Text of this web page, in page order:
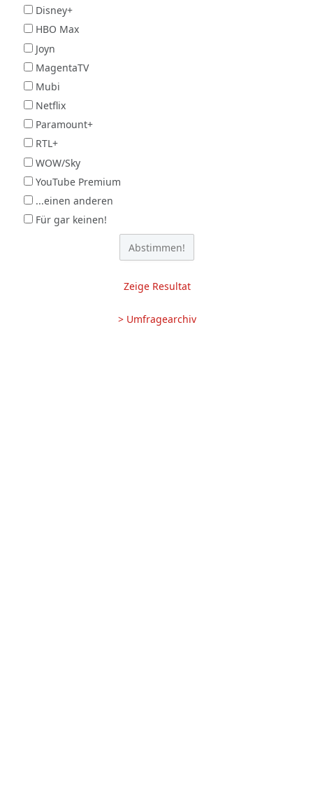
Disney+
HBO Max
Joyn
MagentaTV
Mubi
Netflix
Paramount+
RTL+
WOW/Sky
YouTube Premium
...einen anderen
Für gar keinen!
Zeige Resultat
> Umfragearchiv